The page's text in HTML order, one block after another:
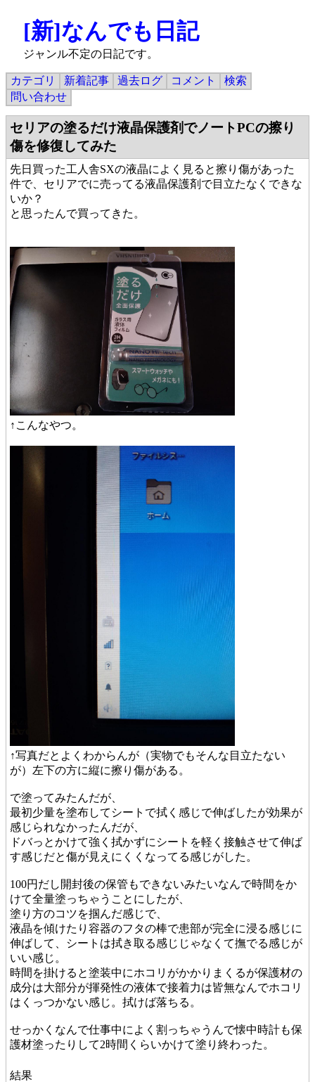
[新]なんでも日記
ジャンル不定の日記です。
カテゴリ 新着記事 過去ログ コメント
検索
問い合わせ
セリアの塗るだけ液晶保護剤でノートPCの擦り
傷を修復してみた
先日買った工人舎SXの液晶によく見ると擦り傷があった
件で、セリアでに売ってる液晶保護剤で目立たなくできな
いか？
と思ったんで買ってきた。
↑こんなやつ。
↑写真だとよくわからんが（実物でもそんな目立たない
が）左下の方に縦に擦り傷がある。
で塗ってみたんだが、
最初少量を塗布してシートで拭く感じで伸ばしたが効果が
感じられなかったんだが、
ドバっとかけて強く拭かずにシートを軽く接触させて伸ば
す感じだと傷が見えにくくなってる感じがした。
100円だし開封後の保管もできないみたいなんで時間をか
けて全量塗っちゃうことにしたが、
塗り方のコツを掴んだ感じで、
液晶を傾けたり容器のフタの棒で患部が完全に浸る感じに
伸ばして、シートは拭き取る感じじゃなくて撫でる感じが
いい感じ。
時間を掛けると塗装中にホコリがかかりまくるが保護材の
成分は大部分が揮発性の液体で接着力は皆無なんでホコリ
はくっつかない感じ。拭けば落ちる。
せっかくなんで仕事中によく割っちゃうんで懐中時計も保
護材塗ったりして2時間くらいかけて塗り終わった。
結果